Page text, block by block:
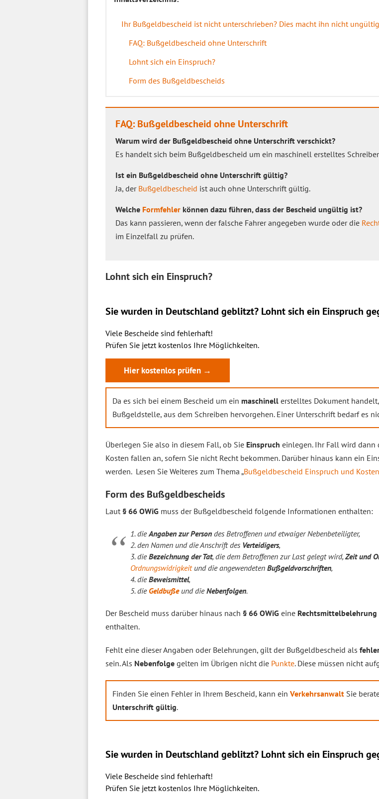
Ihr Bußgeldbescheid ist nicht unterschrieben? Dies macht ihn nicht ungültig
FAQ: Bußgeldbescheid ohne Unterschrift
Lohnt sich ein Einspruch?
Form des Bußgeldbescheids
FAQ: Bußgeldbescheid ohne Unterschrift
Warum wird der Bußgeldbescheid ohne Unterschrift verschickt?
Es handelt sich beim Bußgeldbescheid um ein maschinell erstelltes
Ist ein Bußgeldbescheid ohne Unterschrift gültig?
Ja, der Bußgeldbescheid ist auch ohne Unterschrift gültig.
Welche Formfehler können dazu führen, dass der Bescheid ungültig ist?
Das kann passieren, wenn der falsche Fahrer angegeben wurde oder die
im Einzelfall zu prüfen.
Lohnt sich ein Einspruch?
Sie wurden in Deutschland geblitzt? Lohnt sich ein Einspruch
Viele Bescheide sind fehlerhaft!
Prüfen Sie jetzt kostenlos Ihre Möglichkeiten.
Hier kostenlos prüfen →
Da es sich bei einem Bescheid um ein maschinell erstelltes Dokument
Bußgeldstelle, aus dem Schreiben hervorgehen. Einer Unterschrift bedarf es
Überlegen Sie also in diesem Fall, ob Sie Einspruch einlegen. Ihr Fall wird dann
Kosten fallen an, sofern Sie nicht Recht bekommen. Darüber hinaus kann ein
werden. Lesen Sie Weiteres zum Thema „Bußgeldbescheid Einspruch und Kosten
Form des Bußgeldbescheids
Laut § 66 OWiG muss der Bußgeldbescheid folgende Informationen enthalten:
1. dieAngaben zur Person des Betroffenen und etwaiger Nebenbeteiligter,
2. den Namen und die Anschrift des Verteidigers,
3. dieBezeichnung der Tat, die dem Betroffenen zur Last gelegt wird, Zeit und
Ordnungswidrigkeitund die angewendeten Bußgeldvorschriften,
4. dieBeweismittel,
5. die Geldbußeund dieNebenfolgen.
Der Bescheid muss darüber hinaus nach § 66 OWiG eine Rechtsmittelbelehrung
enthalten.
Fehlt eine dieser Angaben oder Belehrungen, gilt der Bußgeldbescheid als
sein. Als Nebenfolge gelten im Übrigen nicht die Punkte. Diese müssen nicht
Finden Sie einen Fehler in Ihrem Bescheid, kann ein Verkehrsanwalt Sie
Unterschrift gültig.
Sie wurden in Deutschland geblitzt? Lohnt sich ein Einspruch
Viele Bescheide sind fehlerhaft!
Prüfen Sie jetzt kostenlos Ihre Möglichkeiten.